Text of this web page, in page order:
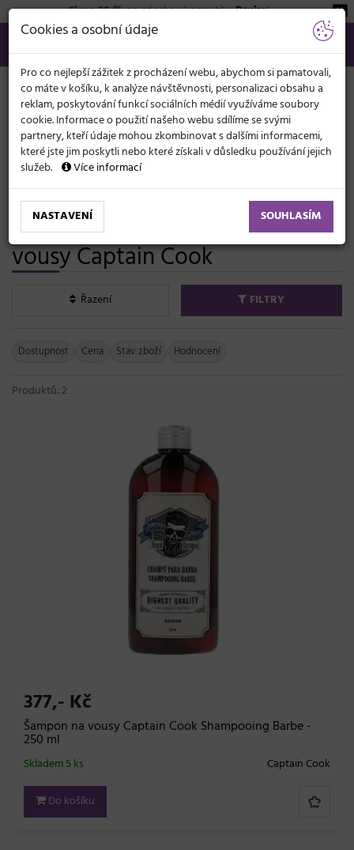
Sleva 20 %na pánskou kosmetikuBeviro!
566 440 099
info@svetkadernictvi.cz
Po−pá: 8−17
Vše o nákupu Kč
KATEGORIE
MENU
Holičství (Barber) Pánská kosmetika
Pánské šampony a péče na
vousy Captain Cook
Řazení FILTRY
Dostupnost Cena Stav zboží Hodnocení
Produktů: 2
377,- Kč
Šampon na vousy Captain Cook Shampooing Barbe -
250 ml
Captain Cook
Skladem 5 ks
Do košíku
Cookies a osobní údaje
Pro co nejlepší zážitek z procházení webu, abychom si pamatovali,
co máte v košíku, k analýze návštěvnosti, personalizaci obsahu a
reklam, poskytování funkcí sociálních médií využíváme soubory
cookie. Informace o použití našeho webu sdílíme se svými
partnery, kteří údaje mohou zkombinovat s dalšími informacemi,
které jste jim poskytli nebo které získali v důsledku používání jejich
služeb.
Více informací
NASTAVENÍ SOUHLASÍM